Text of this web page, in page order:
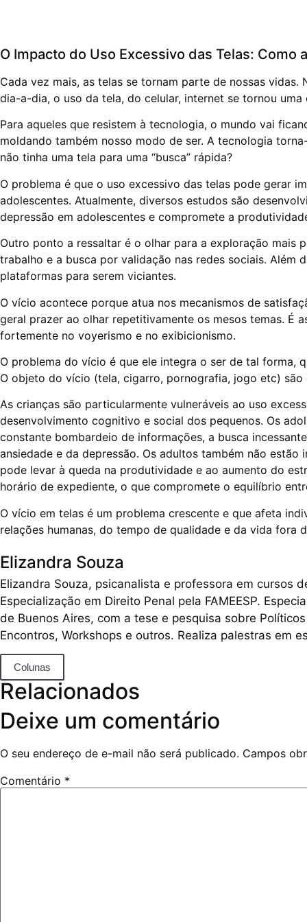
O Impacto do Uso Excessivo das Telas:
Cada vez mais, as telas se tornam parte de nossas
dia-a-dia, o uso da tela, do celular, internet se tornou
Para aqueles que resistem à tecnologia, o mundo vai
moldando também nosso modo de ser. A tecnologia
não tinha uma tela para uma “busca” rápida?
O problema é que o uso excessivo das telas pode gerar
adolescentes. Atualmente, diversos estudos são
depressão em adolescentes e compromete a
Outro ponto a ressaltar é o olhar para a exploração mais
trabalho e a busca por validação nas redes sociais. Além
plataformas para serem viciantes.
O vício acontece porque atua nos mecanismos de
geral prazer ao olhar repetitivamente os mesos temas. É
fortemente no voyerismo e no exibicionismo.
O problema do vício é que ele integra o ser de tal
O objeto do vício (tela, cigarro, pornografia, jogo etc)
As crianças são particularmente vulneráveis ao uso
desenvolvimento cognitivo e social dos pequenos. Os
constante bombardeio de informações, a busca
ansiedade e da depressão. Os adultos também não
pode levar à queda na produtividade e ao aumento do
horário de expediente, o que compromete o equilíbrio
O vício em telas é um problema crescente e que afeta
relações humanas, do tempo de qualidade e da vida
Elizandra Souza
Elizandra Souza, psicanalista e professora em cursos
Especialização em Direito Penal pela FAMEESP.
de Buenos Aires, com a tese e pesquisa sobre
Encontros, Workshops e outros. Realiza palestras em
Colunas
Relacionados
Deixe um comentário
O seu endereço de e-mail não será publicado. Campos
Comentário *